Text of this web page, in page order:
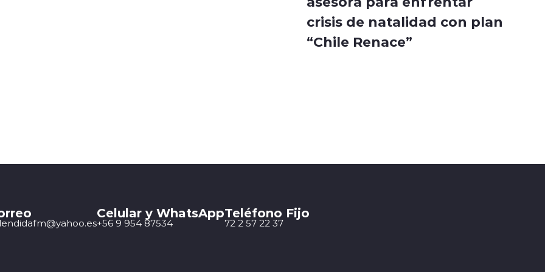
crisis de natalidad con plan
“Chile Renace”
Celular y WhatsApp
+56 9 954 87534
Teléfono Fijo
72 2 57 22 37